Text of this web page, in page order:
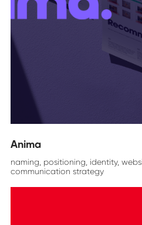
Anima
naming, positioning, identity,
communication strategy